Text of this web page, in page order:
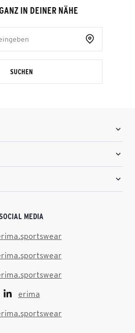
IN DEINER NÄHE
SUCHEN
MEDIA
erima